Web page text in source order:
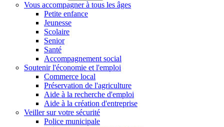
Vous accompagner à tous les âges
Petite enfance
Jeunesse
Scolaire
Senior
Santé
Accompagnement social
Soutenir l'économie et l'emploi
Commerce local
Préservation de l'agriculture
Aide à la recherche d'emploi
Aide à la création d'entreprise
Veiller sur votre sécurité
Police municipale